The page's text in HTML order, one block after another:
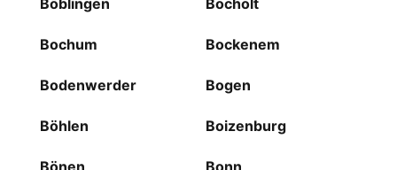
Böblingen Bocholt
Bochum Bockenem
Bodenwerder Bogen
Böhlen Boizenburg